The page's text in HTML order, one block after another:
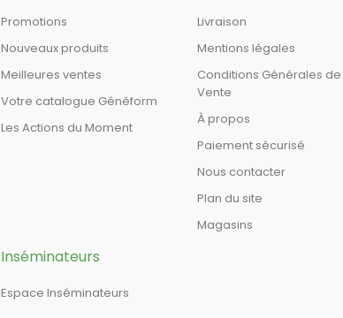
Promotions
Nouveaux produits
Meilleures ventes
Votre catalogue Généform
Les Actions du Moment
Livraison
Mentions légales
Conditions Générales de
Vente
À propos
Paiement sécurisé
Nous contacter
Plan du site
Magasins
Inséminateurs
Espace Inséminateurs